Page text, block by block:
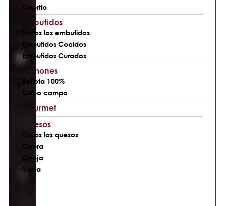
Cabrito
Embutidos
Todos los embutidos
Embutidos Cocidos
Embutidos Curados
Jamones
Bellota 100%
Cebo campo
Gourmet
Quesos
Todos los quesos
Cabra
Oveja
Vaca